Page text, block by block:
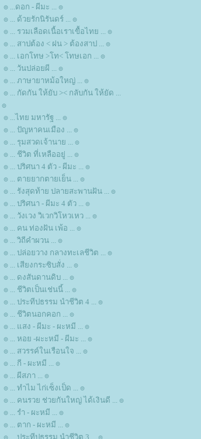
๏ ...ดอก - ผีมะ ... ๏
๏ ... ด้วยรักนิรันดร์ ... ๏
๏ ... รวมเลือดเนื้อเราเขื้อไทย ... ๏
๏ ... สาปต้อง < ฝน > ต้องสาป ... ๏
๏ ... เอกโทษ >โท< โทษเอก ... ๏
๏ ... วันปล่อยผี ... ๏
๏ ... ภาษายาหม้อใหญ่ ... ๏
๏ ... กัดกัน ให้ยับ >< กลับกัน ให้ยัด ...
๏
๏ ...ไทย มหารัฐ ... ๏
๏ ... ปัญหาคนเมือง ... ๏
๏ ... รุมสวดเจ้านาย ... ๏
๏ ... ชีวิต ที่เหลืออยู่ ... ๏
๏ ... ปริศนา 4 ตัว - ผีมะ ... ๏
๏ ... ตายยากตายเย็น ... ๏
๏ ... รังสุดท้าย ปลายสะพานฝัน ... ๏
๏ ... ปริศนา - ผีมะ 4 ตัว ... ๏
๏ ... วังเวง วิเวกวิโหวเหว ... ๏
๏ ... คน ท่องฝัน เพ้อ ... ๏
๏ ... วิถีคำผวน ... ๏
๏ ... ปล่อยวาง กลางทะเลชีวิต ... ๏
๏ ... เสียงกระซิบสั่ง ... ๏
๏ ... ดงสันดานดิบ ... ๏
๏ ... ชีวิตเป็นเช่นนี้ ... ๏
๏ ... ประทีปธรรม นำชีวิต 4 ... ๏
๏ ... ชีวิตนอกคอก ... ๏
๏ ... แสง - ผีมะ - ผะหมี ... ๏
๏ ... หอย -ผะะหมี - ผีมะ ... ๏
๏ ... สวรรค์ในเรือนใจ ... ๏
๏ ... กี - ผะหมี ... ๏
๏ ... ผีสภา ... ๏
๏ ... ทำไม ไก่เซ็งเป็ด ... ๏
๏ ... คนรวย ช่วยกันใหญ่ ได้เงินดี ... ๏
๏ ... รำ - ผะหมี ... ๏
๏ ... ตาก - ผะหมี ... ๏
๏ ... ประทีปธรรม นำชีวิต 3 ... ๏